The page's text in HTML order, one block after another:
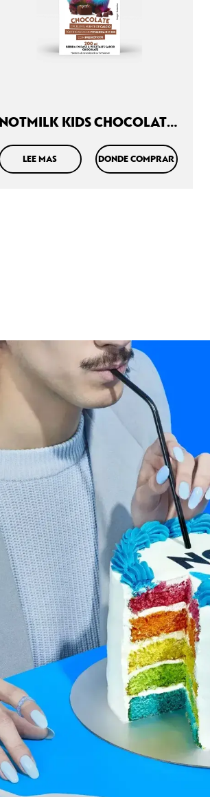
NOTMILK KIDS CHOCOLATE
LEE MAS DONDE COMPRAR